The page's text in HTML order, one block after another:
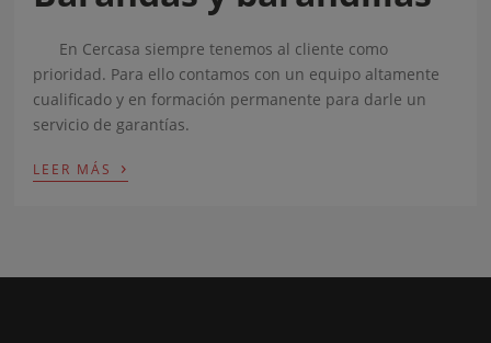
En Cercasa siempre tenemos al cliente como
prioridad. Para ello contamos con un equipo altamente
cualificado y en formación permanente para darle un
servicio de garantías.
LEER MÁS ›